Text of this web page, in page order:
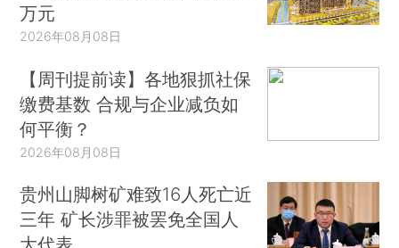
万元
2026年08月08日
【周刊提前读】各地狠抓社保
缴费基数 合规与企业减负如
何平衡？
2026年08月08日
贵州山脚树矿难致16人死亡近
三年 矿长涉罪被罢免全国人